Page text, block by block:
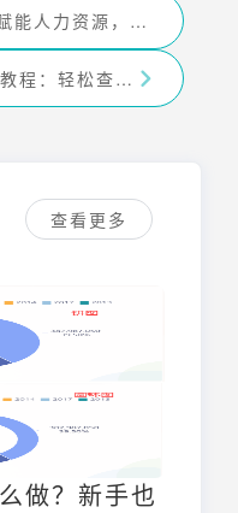
HR数据分析：赋能人力资源，实现决策科学化
Excel VLOOKUP教程：轻松查找表格中的数据
查看更多
做？新手也